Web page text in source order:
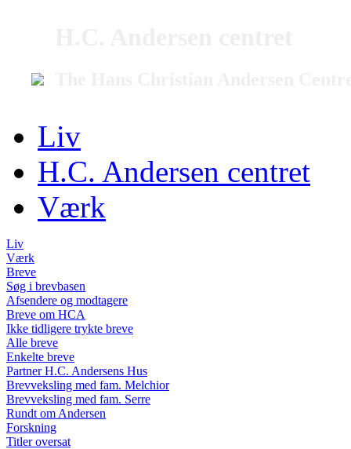
Liv
H.C. Andersen centret
Værk
Liv
Værk
Breve
Søg i brevbasen
Afsendere og modtagere
Breve om HCA
Ikke tidligere trykte breve
Alle breve
Enkelte breve
Partner H.C. Andersens Hus
Brevveksling med fam. Melchior
Brevveksling med fam. Serre
Rundt om Andersen
Forskning
Titler oversat